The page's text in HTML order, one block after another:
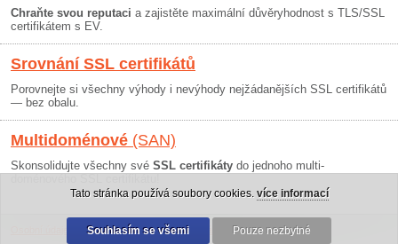
Chraňte svou reputaci a zajistěte maximální důvěryhodnost s TLS/SSL
certifikátem s EV.
Srovnání SSL certifikátů
Porovnejte si všechny výhody i nevýhody nejžádanějších SSL certifikátů
— bez obalu.
Multidoménové (SAN)
Skonsolidujte všechny své SSL certifikáty do jednoho multi-
Obchodní podmínky|30 dní záruka
Tato stránka používá soubory cookies. více informací
Souhlasím se všemi Pouze nezbytné